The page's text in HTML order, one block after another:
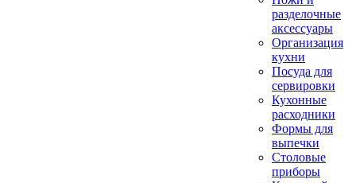
разделочные
аксессуары
Организация
кухни
Посуда для
сервировки
Кухонные
расходники
Формы для
выпечки
Столовые
приборы